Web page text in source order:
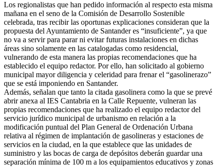
Los regionalistas que han pedido información al respecto esta misma
mañana en el seno de la Comisión de Desarrollo Sostenible
celebrada, tras recibir las oportunas explicaciones consideran que la
propuesta del Ayuntamiento de Santander es “insuficiente”, ya que
no va a servir para parar ni evitar futuras instalaciones en dichas
áreas sino solamente en las catalogadas como residencial,
vulnerando de esta manera las propias recomendaciones que ha
establecido el equipo redactor. Por ello, han solicitado al gobierno
municipal mayor diligencia y celeridad para frenar el “gasolinerazo”
que se está imponiendo en Santander.
Además, señalan que tanto la citada gasolinera como la que se prevé
abrir anexa al IES Cantabria en la Calle Repuente, vulneran las
propias recomendaciones que ha realizado el equipo redactor del
servicio jurídico municipal de urbanismo en relación a la
modificación puntual del Plan General de Ordenación Urbana
relativa al régimen de implantación de gasolineras y estaciones de
servicios en la ciudad, en la que establece que las unidades de
suministro y las bocas de carga de depósitos deberán guardar una
separación mínima de 100 m a los equipamientos educativos y zonas